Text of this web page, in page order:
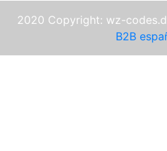
2020 Copyright: wz-
B2B